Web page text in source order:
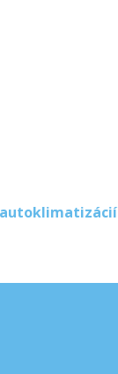
autoklimatizácií